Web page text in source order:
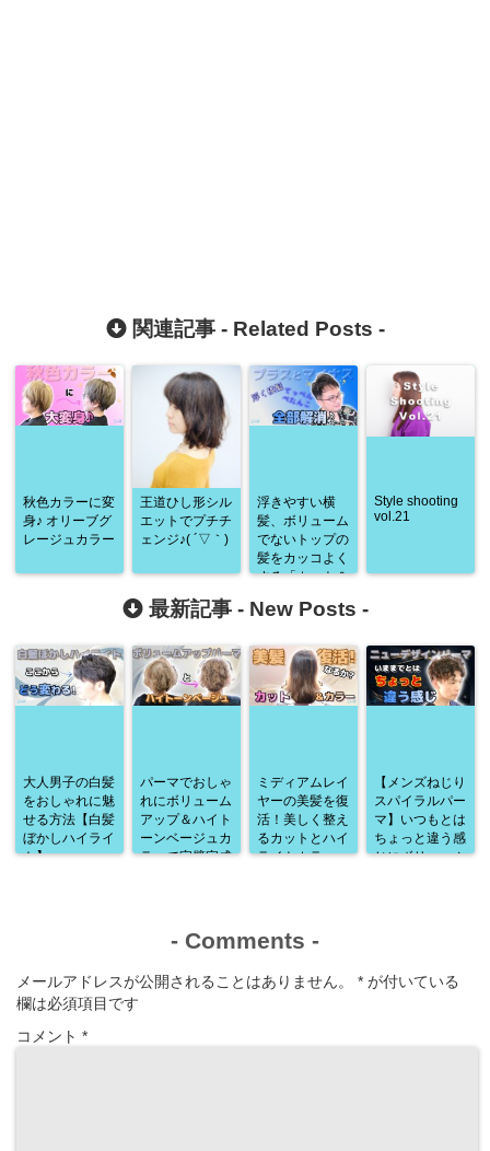
関連記事 - Related Posts -
秋色カラーに変
身♪ オリーブグ
レージュカラー
王道ひし形シル
エットでプチチ
ェンジ♪( ´▽｀)
浮きやすい横
髪、ボリューム
でないトップの
髪をカッコよく
する「カット＆
Style shooting
vol.21
最新記事 - New Posts -
大人男子の白髪
をおしゃれに魅
せる方法【白髪
ぼかしハイライ
ト】
パーマでおしゃ
れにボリューム
アップ＆ハイト
ーンベージュカ
ラーで完璧完成
ミディアムレイ
ヤーの美髪を復
活！美しく整え
るカットとハイ
ライトカラー
【メンズねじり
スパイラルパー
マ】いつもとは
ちょっと違う感
じにボリューム
- Comments -
メールアドレスが公開されることはありません。 * が付いている
欄は必須項目です
コメント *